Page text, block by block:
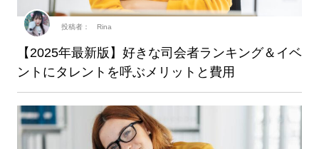
【2025年最新版】好きな司会者ランキング＆イベ
ントにタレントを呼ぶメリットと費用
投稿者： Rina